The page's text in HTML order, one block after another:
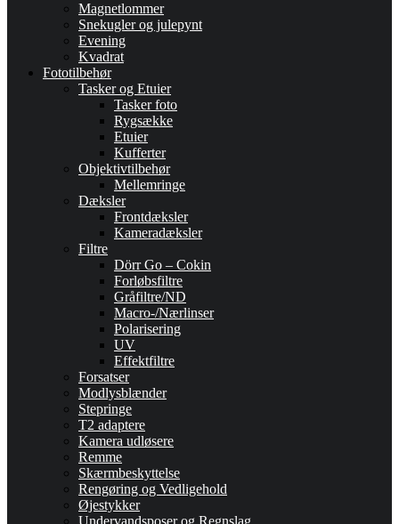
Magnetlommer
Snekugler og julepynt
Evening
Kvadrat
Fototilbehør
Tasker og Etuier
Tasker foto
Rygsække
Etuier
Kufferter
Objektivtilbehør
Mellemringe
Dæksler
Frontdæksler
Kameradæksler
Filtre
Dörr Go – Cokin
Forløbsfiltre
Gråfiltre/ND
Macro-/Nærlinser
Polarisering
UV
Effektfiltre
Forsatser
Modlysblænder
Stepringe
T2 adaptere
Kamera udløsere
Remme
Skærmbeskyttelse
Rengøring og Vedligehold
Øjestykker
Undervandsposer og Regnslag